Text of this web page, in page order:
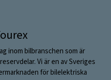
inom bilbranschen som är
Vi är en av Sveriges
för bilelektriska